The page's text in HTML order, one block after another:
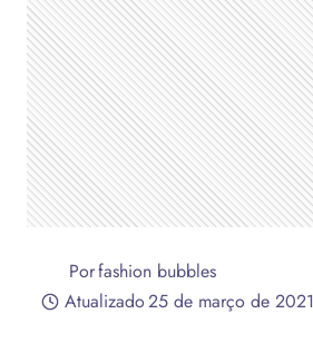
Porfashion bubbles
Atualizado25 de março de 2021